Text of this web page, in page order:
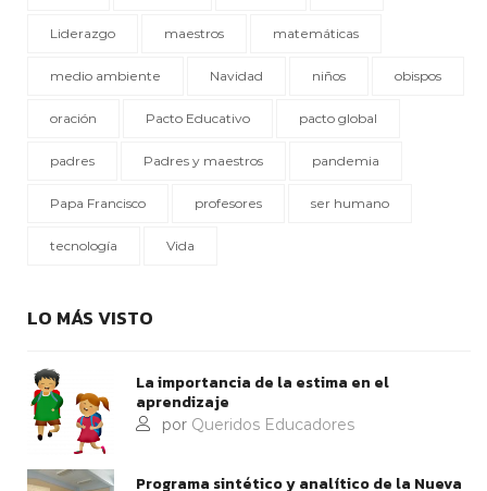
Liderazgo maestros matemáticas
medio ambiente Navidad niños obispos
oración Pacto Educativo pacto global
padres Padres y maestros pandemia
Papa Francisco profesores ser humano
tecnología Vida
LO MÁS VISTO
La importancia de la estima en el
aprendizaje
por Queridos Educadores
Programa sintético y analítico de la Nueva